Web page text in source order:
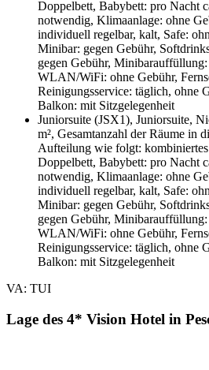
Doppelbett, Babybett: pro Nacht
notwendig, Klimaanlage: ohne
individuell regelbar, kalt, Safe:
Minibar: gegen Gebühr,
gegen Gebühr,
WLAN/WiFi: ohne Gebühr,
Reinigungsservice: täglich, ohne
Balkon: mit Sitzgelegenheit
Juniorsuite (JSX1), Juniorsuite,
m², Gesamtanzahl der Räume in
Aufteilung wie folgt:
Doppelbett, Babybett: pro Nacht
notwendig, Klimaanlage: ohne
individuell regelbar, kalt, Safe:
Minibar: gegen Gebühr,
gegen Gebühr,
WLAN/WiFi: ohne Gebühr,
Reinigungsservice: täglich, ohne
Balkon: mit Sitzgelegenheit
VA: TUI
Lage des 4* Vision Hotel in